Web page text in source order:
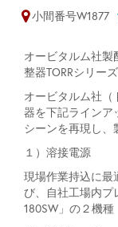
小間番号W1877
オービタルム社製
整器TORRシリー
オービタルム社（
器を下記ラインア
シーンを再現し、
１） 溶接電源
現場作業持込に最
び、自社工場内プ
180SW」の２機種